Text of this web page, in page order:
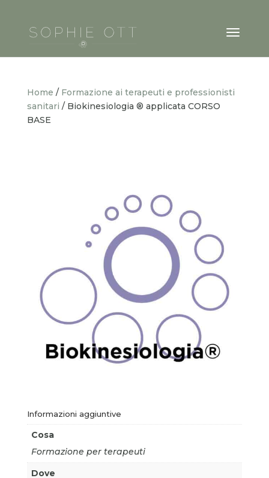
Home / Formazione ai terapeuti e professionisti
sanitari / Biokinesiologia ® applicata CORSO
BASE
Informazioni aggiuntive
Cosa
Formazione per terapeuti
Dove